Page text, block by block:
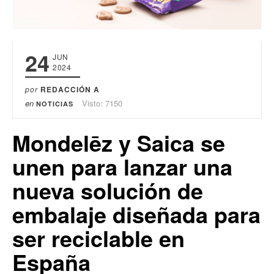
24 JUN
2024
por REDACCIÓN A
en NOTICIAS Visto: 7150
Mondelēz y Saica se
unen para lanzar una
nueva solución de
embalaje diseñada para
ser reciclable en
España